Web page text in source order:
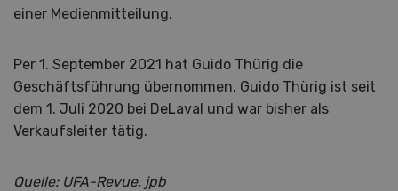
einer Medienmitteilung.
Per 1. September 2021 hat Guido Thürig die
Geschäftsführung übernommen. Guido Thürig ist seit
dem 1. Juli 2020 bei DeLaval und war bisher als
Verkaufsleiter tätig.
Quelle: UFA-Revue, jpb